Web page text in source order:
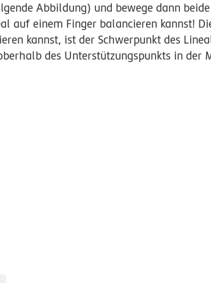
Abbildung) und bewege dann
auf einem Finger balancieren kannst!
kannst, ist der Schwerpunkt des
des Unterstützungspunkts in der